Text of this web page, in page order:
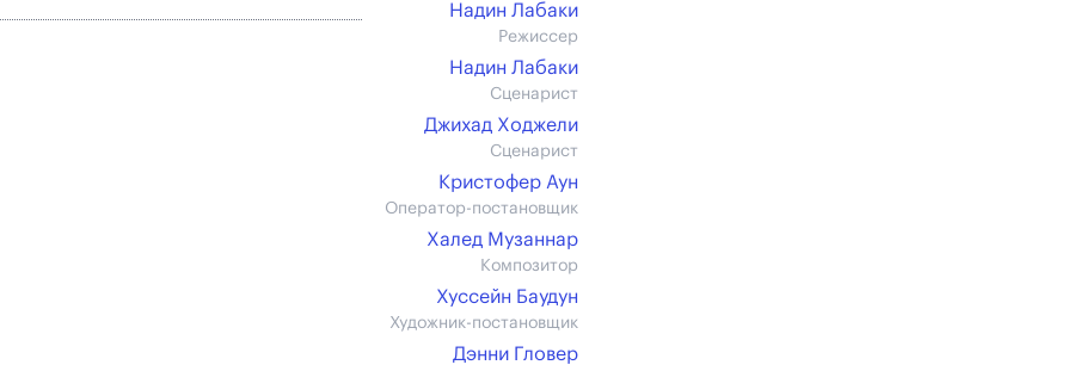
Надин Лабаки
Режиссер
Надин Лабаки
Сценарист
Джихад Ходжели
Сценарист
Кристофер Аун
Оператор-постановщик
Халед Музаннар
Композитор
Хуссейн Баудун
Художник-постановщик
Дэнни Гловер